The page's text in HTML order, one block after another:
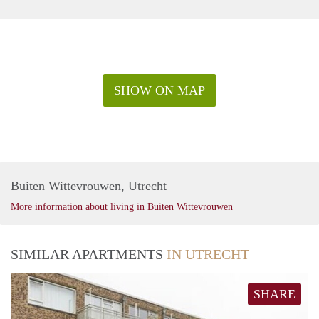
SHOW ON MAP
Buiten Wittevrouwen, Utrecht
More information about living in Buiten Wittevrouwen
SIMILAR APARTMENTS IN UTRECHT
SHARE